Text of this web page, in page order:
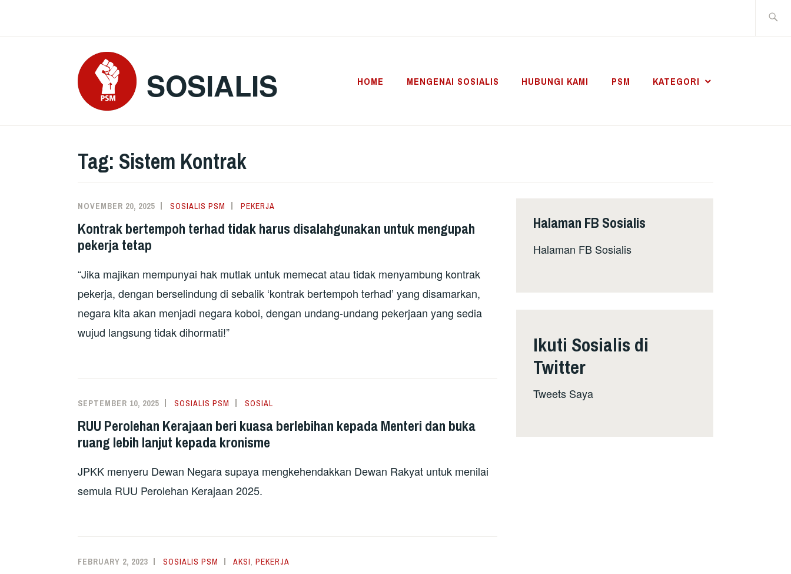
SOSIALIS HOME MENGENAI SOSIALIS HUBUNGI KAMI PSM KATEGORI
Tag: Sistem Kontrak
NOVEMBER 20, 2025 SOSIALIS PSM PEKERJA
Kontrak bertempoh terhad tidak harus disalahgunakan untuk mengupah
pekerja tetap
“Jika majikan mempunyai hak mutlak untuk memecat atau tidak menyambung kontrak
pekerja, dengan berselindung di sebalik ‘kontrak bertempoh terhad’ yang disamarkan,
negara kita akan menjadi negara koboi, dengan undang-undang pekerjaan yang sedia
wujud langsung tidak dihormati!”
SEPTEMBER 10, 2025 SOSIALIS PSM SOSIAL
RUU Perolehan Kerajaan beri kuasa berlebihan kepada Menteri dan buka
ruang lebih lanjut kepada kronisme
JPKK menyeru Dewan Negara supaya mengkehendakkan Dewan Rakyat untuk menilai
semula RUU Perolehan Kerajaan 2025.
FEBRUARY 2, 2023 SOSIALIS PSM AKSI, PEKERJA
Halaman FB Sosialis
Halaman FB Sosialis
Ikuti Sosialis di
Twitter
Tweets Saya